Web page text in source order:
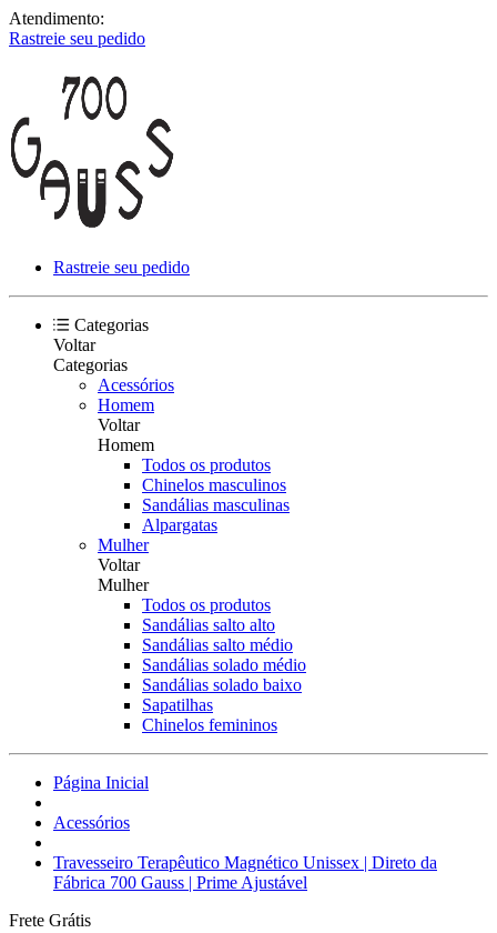
Atendimento:
Rastreie seu pedido
Rastreie seu pedido
Categorias
Voltar
Categorias
Acessórios
Homem
Voltar
Homem
Todos os produtos
Chinelos masculinos
Sandálias masculinas
Alpargatas
Mulher
Voltar
Mulher
Todos os produtos
Sandálias salto alto
Sandálias salto médio
Sandálias solado médio
Sandálias solado baixo
Sapatilhas
Chinelos femininos
Página Inicial
Acessórios
Travesseiro Terapêutico Magnético Unissex | Direto da
Fábrica 700 Gauss | Prime Ajustável
Frete Grátis